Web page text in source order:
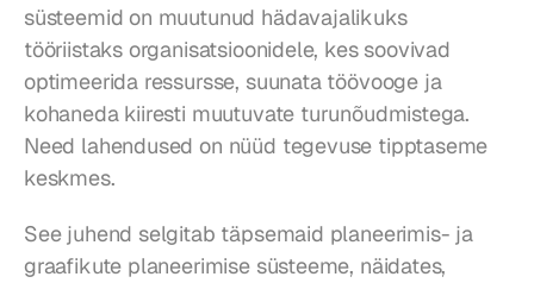
süsteemid on muutunud hädavajalikuks
tööriistaks organisatsioonidele, kes soovivad
optimeerida ressursse, suunata töövooge ja
kohaneda kiiresti muutuvate turunõudmistega.
Need lahendused on nüüd tegevuse tipptaseme
keskmes.
See juhend selgitab täpsemaid planeerimis- ja
graafikute planeerimise süsteeme, näidates,